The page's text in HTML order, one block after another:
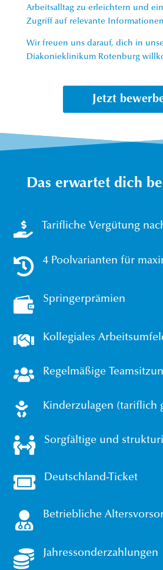
Arbeitsalltag zu erleichtern und
Zugriff auf relevante
Wir freuen uns darauf, dich in
Diakonieklinikum Rotenburg
Jetzt
Das erwartet dich
 Tarifliche Vergütung
 4 Poolvarianten für
 Springerprämien
 Kollegiales
 Regelmäßige
 Kinderzulagen (tariflich
 Sorgfältige und
 Deutschland-Ticket
 Betriebliche
 Jahressonderzahlungen